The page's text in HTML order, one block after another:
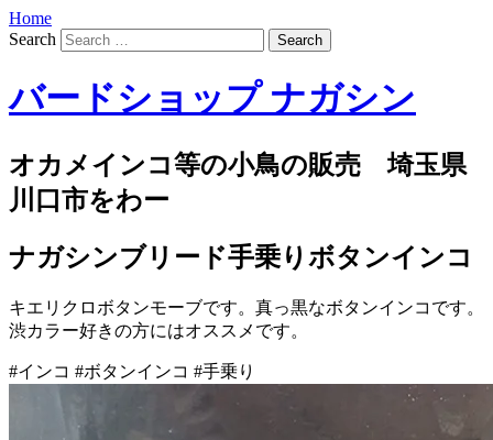
Home
Search
バードショップ ナガシン
オカメインコ等の小鳥の販売 埼玉県
川口市をわー
ナガシンブリード手乗りボタンインコ
キエリクロボタンモーブです。真っ黒なボタンインコです。
渋カラー好きの方にはオススメです。
#インコ #ボタンインコ #手乗り